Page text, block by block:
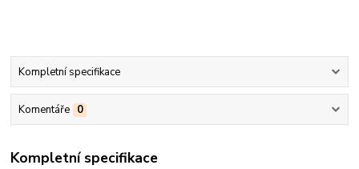
Kompletní specifikace
Komentáře 0
Kompletní specifikace